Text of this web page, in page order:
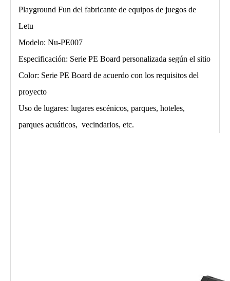
Playground Fun del fabricante de equipos de juegos de
Letu
Modelo: Nu-PE007
Especificación: Serie PE Board personalizada según el sitio
Color: Serie PE Board de acuerdo con los requisitos del
proyecto
Uso de lugares: lugares escénicos, parques, hoteles,
parques acuáticos, vecindarios, etc.